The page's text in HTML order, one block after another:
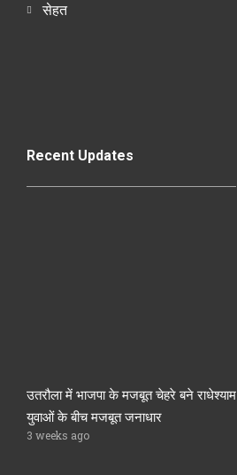
सेहत
Recent Updates
उतरौला में भाजपा के मजबूत चेहरे बने राधेश्याम
युवाओं के बीच मजबूत जनाधार
3 weeks ago